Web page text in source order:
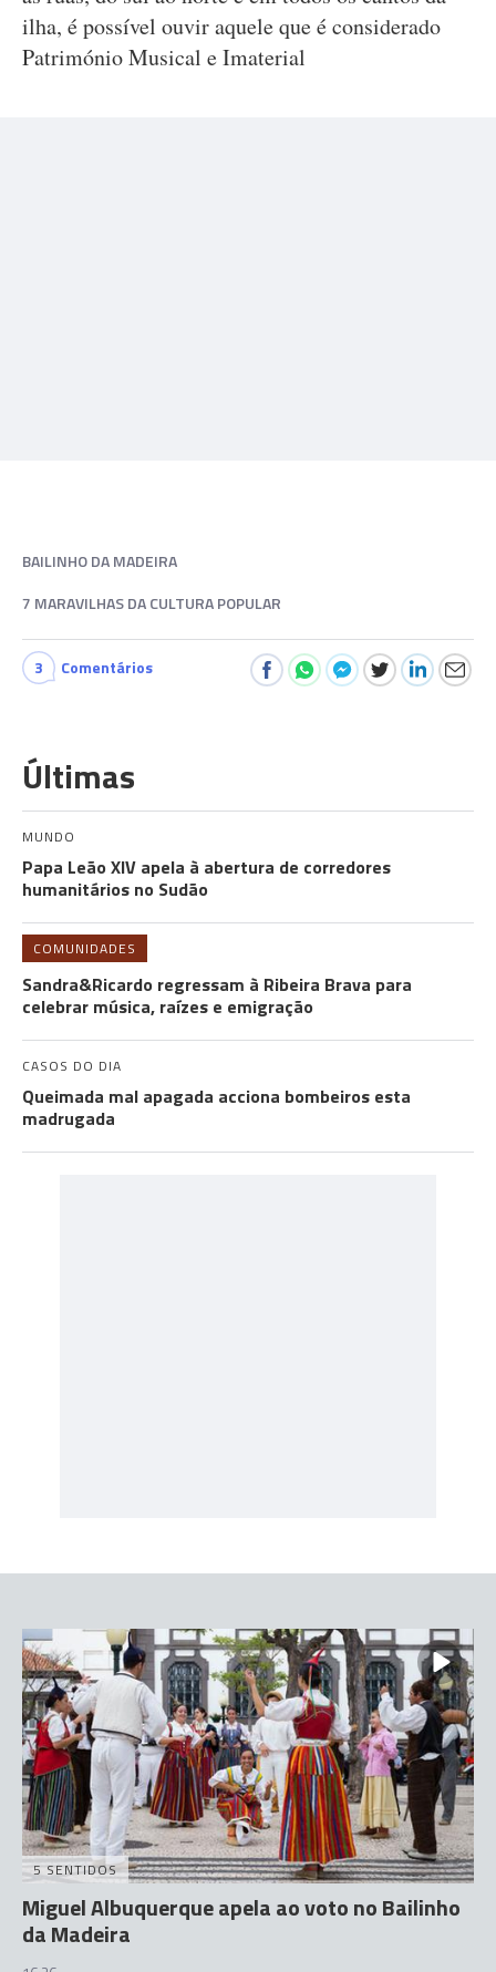
ilha, é possível ouvir aquele que é considerado
Património Musical e Imaterial
BAILINHO DA MADEIRA
7 MARAVILHAS DA CULTURA POPULAR
3 Comentários
Últimas
MUNDO
Papa Leão XIV apela à abertura de corredores
humanitários no Sudão
COMUNIDADES
Sandra&Ricardo regressam à Ribeira Brava para
celebrar música, raízes e emigração
CASOS DO DIA
Queimada mal apagada acciona bombeiros esta
madrugada
5 SENTIDOS
Miguel Albuquerque apela ao voto no Bailinho
da Madeira